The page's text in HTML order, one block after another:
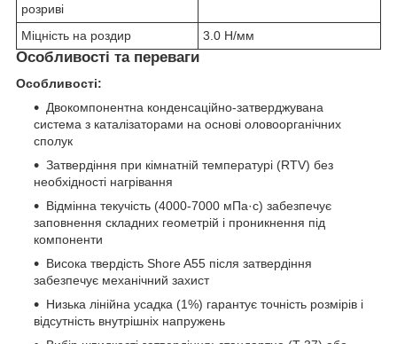
розриві
Міцність на роздир 3.0 Н/мм
Особливості та переваги
Особливості:
Двокомпонентна конденсаційно-затверджувана
система з каталізаторами на основі оловоорганічних
сполук
Затвердіння при кімнатній температурі (RTV) без
необхідності нагрівання
Відмінна текучість (4000-7000 мПа·с) забезпечує
заповнення складних геометрій і проникнення під
компоненти
Висока твердість Shore A55 після затвердіння
забезпечує механічний захист
Низька лінійна усадка (1%) гарантує точність розмірів і
відсутність внутрішніх напружень